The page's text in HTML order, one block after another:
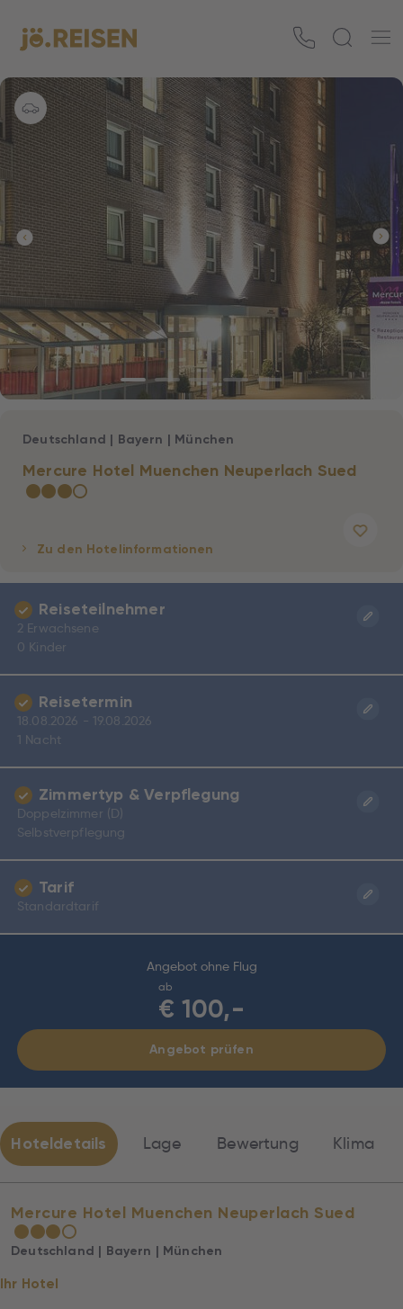
Mercure Hotel Muenchen Neuperlach Sued
★★★☆
Deutschland | Bayern | München
Zu den Hotelinformationen
Angebot ohne Flug
ab
€ 100,-
Angebot prüfen
Reiseteilnehmer
2 Erwachsene
0 Kinder
Reisetermin
18.08.2026 - 19.08.2026
1 Nacht
Zimmertyp & Verpflegung
Doppelzimmer (D)
Selbstverpflegung
Tarif
Standardtarif
Hoteldetails Lage Bewertung Klima
Mercure Hotel Muenchen Neuperlach Sued
★★★☆
Deutschland | Bayern | München
Ihr Hotel